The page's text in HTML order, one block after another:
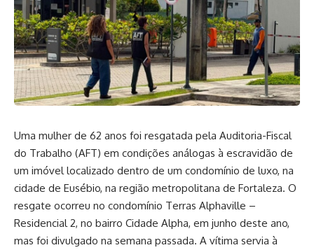
Uma mulher de 62 anos foi resgatada pela Auditoria-Fiscal
do Trabalho (AFT) em condições análogas à escravidão de
um imóvel localizado dentro de um condomínio de luxo, na
cidade de Eusébio, na região metropolitana de Fortaleza. O
resgate ocorreu no condomínio Terras Alphaville –
Residencial 2, no bairro Cidade Alpha, em junho deste ano,
mas foi divulgado na semana passada. A vítima servia à